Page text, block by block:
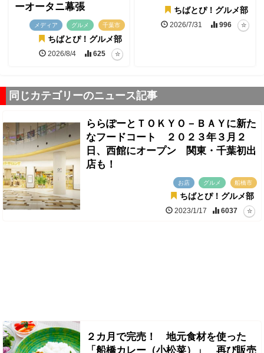
ーオータニ幕張
メディア グルメ 千葉市
ちばとぴ！グルメ部
2026/8/4 625
ちばとぴ！グルメ部
2026/7/31 996
同じカテゴリーのニュース記事
ららぽーとＴＯＫＹＯ－ＢＡＹに新た
なフードコート ２０２３年３月２
日、西館にオープン 関東・千葉初出
店も！
お店 グルメ 船橋市
ちばとぴ！グルメ部
2023/1/17 6037
２カ月で完売！ 地元食材を使った
「船橋カレー（小松菜）」 再び販売